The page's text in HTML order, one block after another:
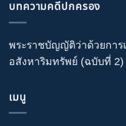
บทความคดีปกครอง
พระราชบัญญัติว่าด้วยการ
อสังหาริมทรัพย์ (ฉบับที่ 2)
เมนู